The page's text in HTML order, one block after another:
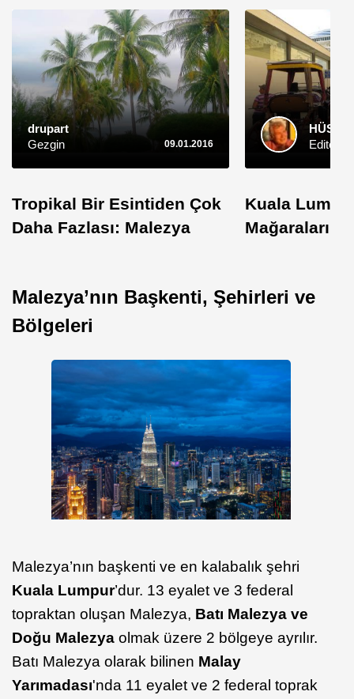
drupart
Gezgin
09.01.2016
Tropikal Bir Esintiden Çok
Daha Fazlası: Malezya
Editör
Kuala
Mağaraları
Malezya’nın Başkenti, Şehirleri ve
Bölgeleri
Malezya’nın başkenti ve en kalabalık şehri
Kuala Lumpur’dur. 13 eyalet ve 3 federal
topraktan oluşan Malezya, Batı Malezya ve
Doğu Malezya olmak üzere 2 bölgeye ayrılır.
Batı Malezya olarak bilinen Malay
Yarımadası'nda 11 eyalet ve 2 federal toprak